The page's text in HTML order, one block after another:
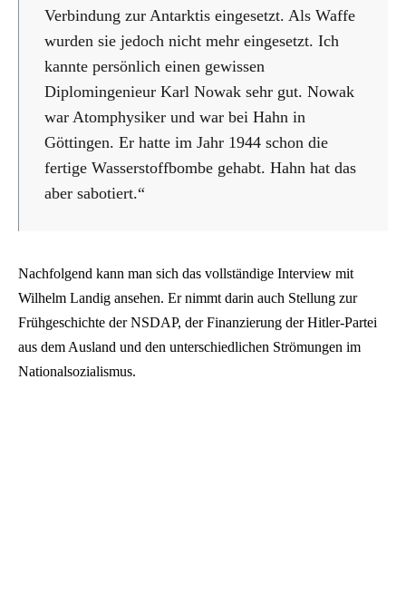
Verbindung zur Antarktis eingesetzt. Als Waffe
wurden sie jedoch nicht mehr eingesetzt. Ich
kannte persönlich einen gewissen
Diplomingenieur Karl Nowak sehr gut. Nowak
war Atomphysiker und war bei Hahn in
Göttingen. Er hatte im Jahr 1944 schon die
fertige Wasserstoffbombe gehabt. Hahn hat das
aber sabotiert.“
Nachfolgend kann man sich das vollständige Interview mit
Wilhelm Landig ansehen. Er nimmt darin auch Stellung zur
Frühgeschichte der NSDAP, der Finanzierung der Hitler-Partei
aus dem Ausland und den unterschiedlichen Strömungen im
Nationalsozialismus.